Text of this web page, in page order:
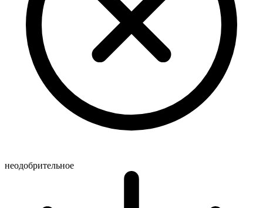
неодобрительное